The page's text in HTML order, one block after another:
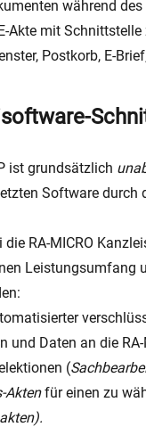
während
Akte mit
Postkorb, E-
ist grundsätzlich
Software durch
die RA-MICRO
Leistungsumfang
und Daten an die
(
Aktenfür einen zu